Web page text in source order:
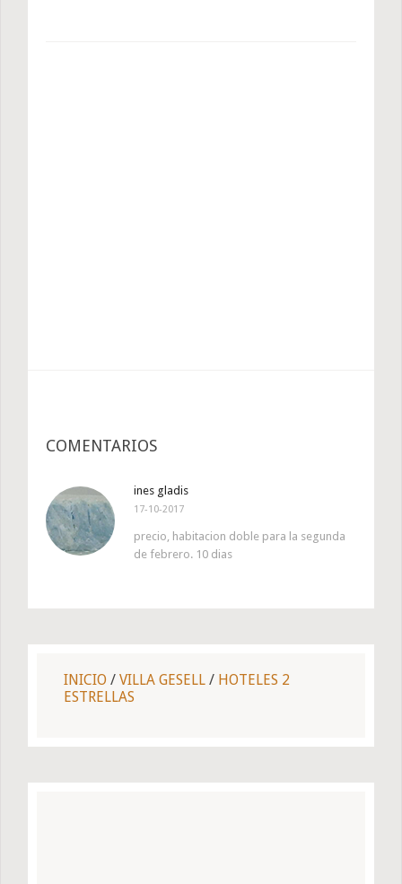
COMENTARIOS
ines gladis
17-10-2017
precio, habitacion doble para la segunda
de febrero. 10 dias
INICIO / VILLA GESELL / HOTELES 2
ESTRELLAS